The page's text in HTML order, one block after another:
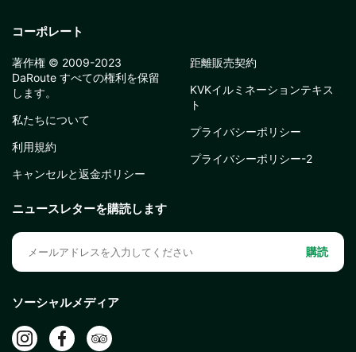
コーポレート
著作権 © 2009-2023
DaRoute すべての権利を保留
します。
私たちについて
利用規約
キャンセルと返金ポリシー
距離販売契約
KVKイルミネーションテキス
ト
プライバシーポリシー
プライバシーポリシー-2
ニュースレターを購読します
購読
ソーシャルメディア